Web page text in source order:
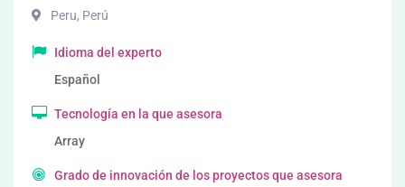
Peru, Perú
Idioma del experto
Español
Tecnología en la que asesora
Array
Grado de innovación de los proyectos que asesora